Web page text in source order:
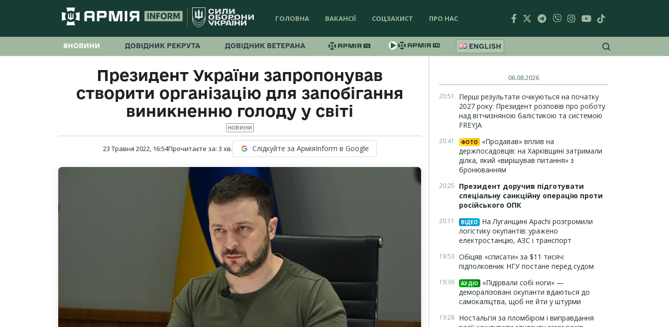
ГОЛОВНА ВАКАНСІЇ СОЦЗАХИСТ ПРО НАС
#НОВИНИ ДОВІДНИК РЕКРУТА ДОВІДНИК ВЕТЕРАНА ENGLISH
Президент України запропонував
створити організацію для запобігання
виникненню голоду у світі
НОВИНИ
23 Травня 2022, 16:54Прочитаєте за: 3 хв. Слідкуйте за АрміяInform в Google
06.08.2026
20:51
Перші результати очікуються на початку
2027 року: Президент розповів про роботу
над вітчизняною балістикою та системою
FREYJA
20:41 ФОТО
«Продавав» вплив на
держпосадовців: на Харківщині затримали
ділка, який «вирішував питання» з
бронюванням
20:25
Президент доручив підготувати
спеціальну санкційну операцію проти
російського ОПК
20:11 ВІДЕО
На Луганщині Apachi розгромили
логістику окупантів: уражено
електростанцію, АЗС і транспорт
19:53 Обіцяв «списати» за $11 тисяч:
підполковник НГУ постане перед судом
19:36 АУДІО
«Підірвали собі ноги» —
деморалізовані окупанти вдаються до
самокаліцтва, щоб не йти у штурми
19:28 Ностальгія за пломбіром і виправдання